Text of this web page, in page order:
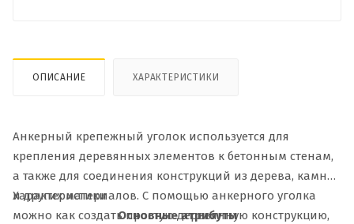
ОПИСАНИЕ ХАРАКТЕРИСТИКИ
Анкерный крепежный уголок используется для
крепления деревянных элементов к бетонным стенам,
а также для соединения конструкций из дерева, камня
и других материалов. С помощью анкерного уголка
можно как создать простую деревянную конструкцию,
Характеристики
Основные атрибуты